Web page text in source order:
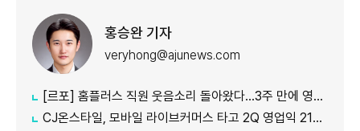
홍승완 기자
veryhong@ajunews.com
[르포] 홈플러스 직원 웃음소리 돌아왔다…3주 만에 영업 재개 채비
CJ온스타일, 모바일 라이브커머스 타고 2Q 영업익 21%↑